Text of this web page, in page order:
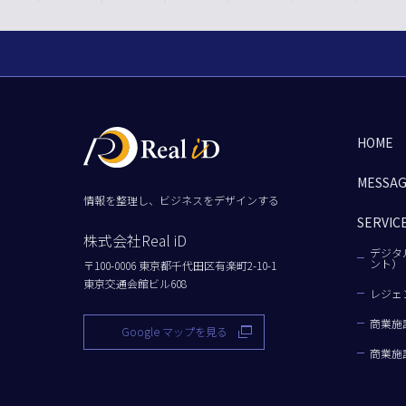
情報を整理し、ビジネスをデザインする
株式会社Real iD
〒100-0006 東京都千代田区有楽町2-10-1
東京交通会館ビル608
Google マップを見る
HOME
デジ
ント）
レジ
商業施
商業施